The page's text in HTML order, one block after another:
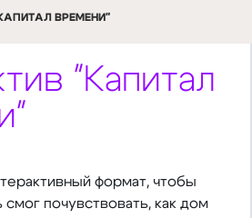
ВРЕМЕНИ"
"Капитал
формат, чтобы
почувствовать, как дом